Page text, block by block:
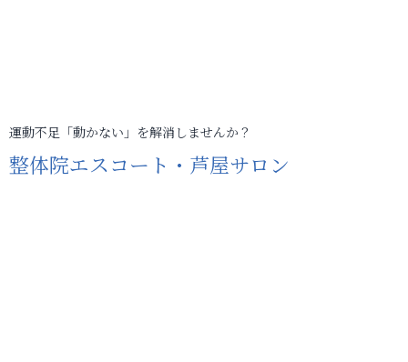
運動不足「動かない」を解消しませんか？
整体院エスコート・芦屋サロン